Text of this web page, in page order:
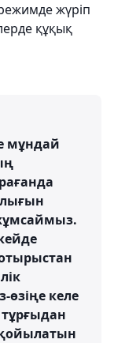
жүріп
құқық
мұндай
келе
қойылатын